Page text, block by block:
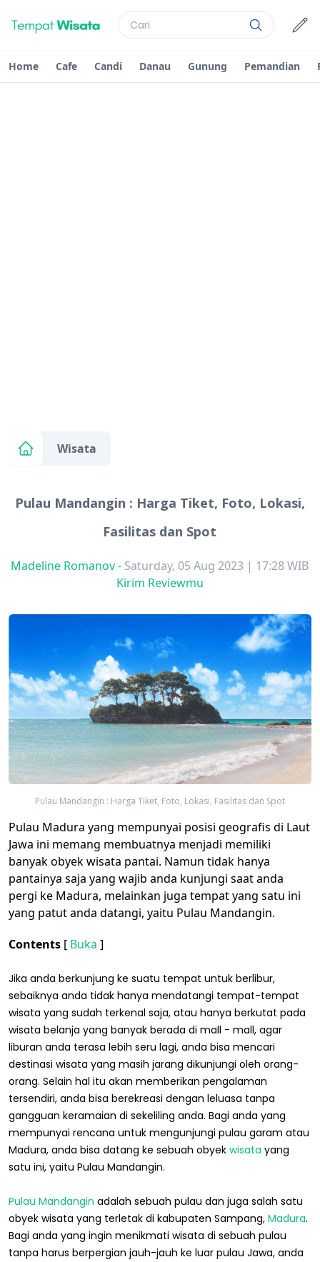
Home Cafe Candi Danau Gunung Pemandian
Wisata
Pulau Mandangin : Harga Tiket, Foto, Lokasi,
Fasilitas dan Spot
Madeline Romanov- Saturday, 05 Aug 2023 | 17:28 WIB
Kirim Reviewmu
Pulau Mandangin : Harga Tiket, Foto, Lokasi, Fasilitas dan Spot
Pulau Madura yang mempunyai posisi geografis di Laut
Jawa ini memang membuatnya menjadi memiliki
banyak obyek wisata pantai. Namun tidak hanya
pantainya saja yang wajib anda kunjungi saat anda
pergi ke Madura, melainkan juga tempat yang satu ini
yang patut anda datangi, yaitu Pulau Mandangin.
Contents [ Buka ]
Jika anda berkunjung ke suatu tempat untuk berlibur,
sebaiknya anda tidak hanya mendatangi tempat-tempat
wisata yang sudah terkenal saja, atau hanya berkutat pada
wisata belanja yang banyak berada di mall - mall, agar
liburan anda terasa lebih seru lagi, anda bisa mencari
destinasi wisata yang masih jarang dikunjungi oleh orang-
orang. Selain hal itu akan memberikan pengalaman
tersendiri, anda bisa berekreasi dengan leluasa tanpa
gangguan keramaian di sekeliling anda. Bagi anda yang
mempunyai rencana untuk mengunjungi pulau garam atau
Madura, anda bisa datang ke sebuah obyek wisata yang
satu ini, yaitu Pulau Mandangin.
Pulau Mandangin adalah sebuah pulau dan juga salah satu
obyek wisata yang terletak di kabupaten Sampang, Madura.
Bagi anda yang ingin menikmati wisata di sebuah pulau
tanpa harus berpergian jauh-jauh ke luar pulau Jawa, anda